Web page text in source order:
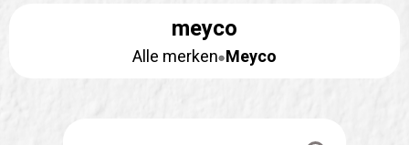
meyco
Alle merken Meyco